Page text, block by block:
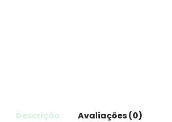
Descrição Avaliações (0)